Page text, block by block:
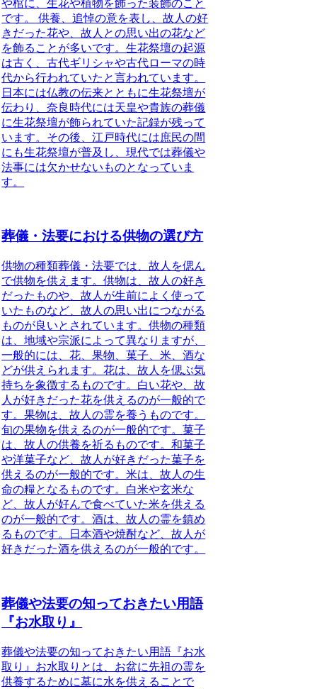
や棺に、生花や植物を飾った装飾のこと
です。
供養、追悼の意を表し、故人の好
きだった花や、故人との思い出の花など
を飾ることが多いです。生花祭壇の起源
は古く
、古代ギリシャや古代ローマの時
代から行われていたと言われています。
日本には仏教の伝来とともに生花祭壇が
伝わり、奈良時代には天皇や貴族の葬儀
に生花祭壇が飾られていた記録が残って
います。その後、江戸時代には庶民の間
にも生花祭壇が普及し、現代では葬儀や
法事には欠かせないものとなっていま
す。
葬儀・法要における供物の選び方
供物の種類葬儀・法要では、故人を偲ん
で供物を供えます。供物は、故人の好き
だったものや、故人が生前によく使って
いたものなど、故人の思い出につながる
ものが良いとされています。供物の種類
は、地域や宗派によって異なりますが、
一般的には、花、果物、菓子、米、酒な
どが供えられます。花は、故人を偲ぶ気
持ちを象徴するものです。白い花や、故
人が好きだった花を供えるのが一般的で
す。果物は、故人の霊を養うものです。
旬の果物を供えるのが一般的です。菓子
は、故人の供養を祈るものです。和菓子
や洋菓子など、故人が好きだった菓子を
供えるのが一般的です。米は、故人の生
命の糧となるものです。白米や玄米な
ど、故人が好んで食べていた米を供える
のが一般的です。酒は、故人の霊を鎮め
るものです。日本酒や焼酎など、故人が
好きだった酒を供えるのが一般的です。
葬儀や法要の知っておきたい用語
『お水取り』
葬儀や法要の知っておきたい用語『お水
取り』 お水取りとは、お盆に先祖の霊を
供養するために墓に水を供えることで